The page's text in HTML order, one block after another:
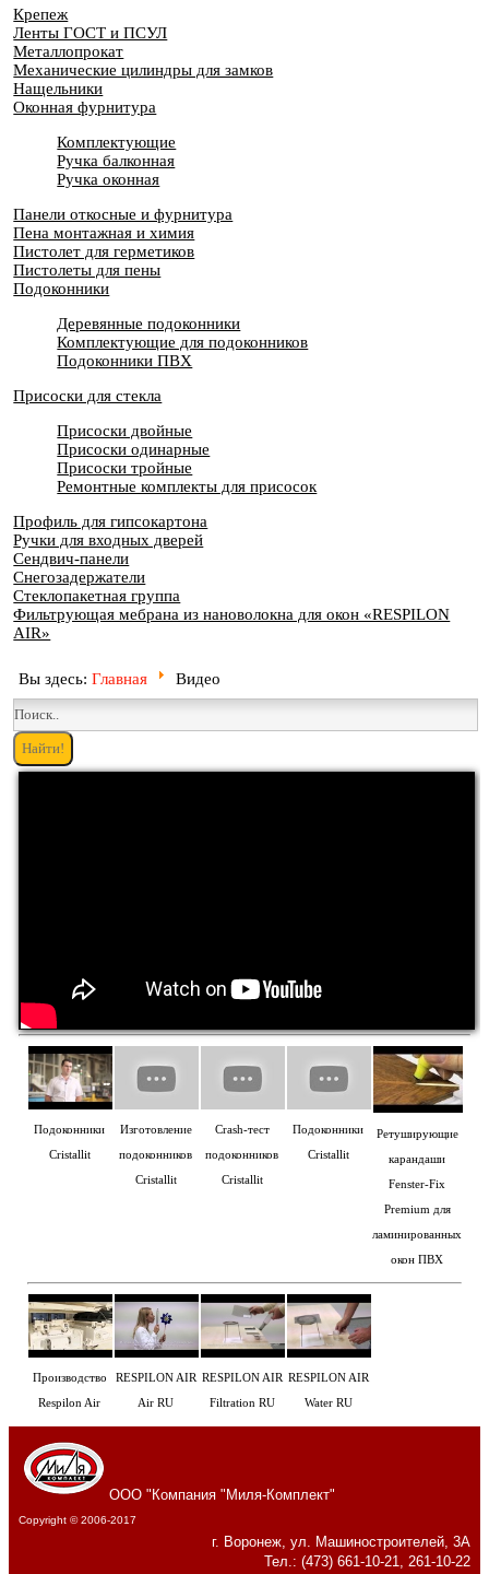
Крепеж
Ленты ГОСТ и ПСУЛ
Металлопрокат
Механические цилиндры для замков
Нащельники
Оконная фурнитура
Комплектующие
Ручка балконная
Ручка оконная
Панели откосные и фурнитура
Пена монтажная и химия
Пистолет для герметиков
Пистолеты для пены
Подоконники
Деревянные подоконники
Комплектующие для подоконников
Подоконники ПВХ
Присоски для стекла
Присоски двойные
Присоски одинарные
Присоски тройные
Ремонтные комплекты для присосок
Профиль для гипсокартона
Ручки для входных дверей
Сендвич-панели
Снегозадержатели
Стеклопакетная группа
Фильтрующая мебрана из нановолокна для окон «RESPILON
AIR»
Вы здесь:Главная Видео
Подоконники
Cristallit
Изготовление
подоконников
Cristallit
Crash-тест
подоконников
Cristallit
Подоконники
Cristallit
Ретуширующие
карандаши
Fenster-Fix
Premium для
ламинированных
окон ПВХ
Производство
Respilon Air
RESPILON AIR
Air RU
RESPILON AIR
Filtration RU
RESPILON AIR
Water RU
ООО "Компания "Миля-Комплект"
Copyright © 2006-2017
г. Воронеж, ул. Машиностроителей, 3А
Тел.: (473) 661-10-21, 261-10-22